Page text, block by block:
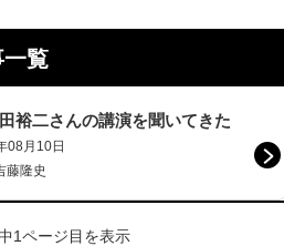
一覧
裕二さんの講演を聞いてきた
08月10日
藤隆史
1ページ目を表示